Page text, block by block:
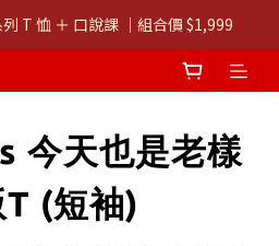
T 恤 ＋ 口說課 ｜組合價 $1,999
T 恤 ＋ 口說課 ｜組合價 $1,999
今天也是老樣
(短袖)